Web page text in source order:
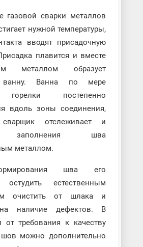
газовой сварки металлов
нужной температуры,
вводят присадочную
плавится и вместе
металлом образует
ванну. Ванна по мере
горелки постепенно
вдоль зоны соединения,
отслеживает и
заполнения шва
металлом.
шва его
остудить естественным
очистить от шлака и
на наличие дефектов. В
от требования к качеству
можно дополнительно